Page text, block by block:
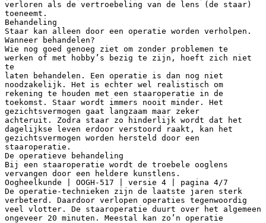
verloren als de vertroebeling van de lens (de staar)
toeneemt.
Behandeling
Staar kan alleen door een operatie worden verholpen.
Wanneer behandelen?
Wie nog goed genoeg ziet om zonder problemen te
werken of met hobby’s bezig te zijn, hoeft zich niet
te
laten behandelen. Een operatie is dan nog niet
noodzakelijk. Het is echter wel realistisch om
rekening te houden met een staaroperatie in de
toekomst. Staar wordt immers nooit minder. Het
gezichtsvermogen gaat langzaam maar zeker
achteruit. Zodra staar zo hinderlijk wordt dat het
dagelijkse leven erdoor verstoord raakt, kan het
gezichtsvermogen worden hersteld door een
staaroperatie.
De operatieve behandeling
Bij een staaroperatie wordt de troebele ooglens
vervangen door een heldere kunstlens.
Oogheelkunde | OOGH-517 | versie 4 | pagina 4/7
De operatie-technieken zijn de laatste jaren sterk
verbeterd. Daardoor verlopen operaties tegenwoordig
veel vlotter. De staaroperatie duurt over het algemeen
ongeveer 20 minuten. Meestal kan zo’n operatie